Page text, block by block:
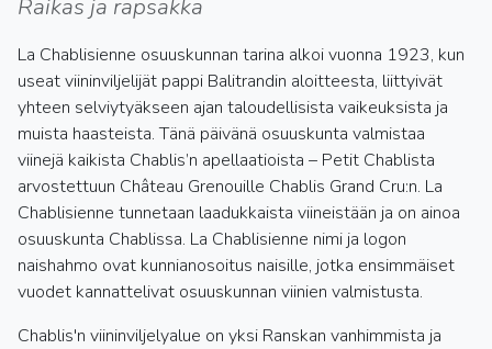
Raikas ja rapsakka
La Chablisienne osuuskunnan tarina alkoi vuonna 1923, kun
useat viininviljelijät pappi Balitrandin aloitteesta, liittyivät
yhteen selviytyäkseen ajan taloudellisista vaikeuksista ja
muista haasteista. Tänä päivänä osuuskunta valmistaa
viinejä kaikista Chablis’n apellaatioista – Petit Chablista
arvostettuun Château Grenouille Chablis Grand Cru:n. La
Chablisienne tunnetaan laadukkaista viineistään ja on ainoa
osuuskunta Chablissa. La Chablisienne nimi ja logon
naishahmo ovat kunnianosoitus naisille, jotka ensimmäiset
vuodet kannattelivat osuuskunnan viinien valmistusta.
Chablis'n viininviljelyalue on yksi Ranskan vanhimmista ja